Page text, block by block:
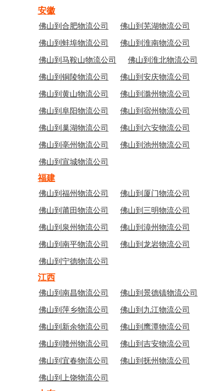
安徽
佛山到合肥物流公司 佛山到芜湖物流公司
佛山到蚌埠物流公司 佛山到淮南物流公司
佛山到马鞍山物流公司 佛山到淮北物流公司
佛山到铜陵物流公司 佛山到安庆物流公司
佛山到黄山物流公司 佛山到滁州物流公司
佛山到阜阳物流公司 佛山到宿州物流公司
佛山到巢湖物流公司 佛山到六安物流公司
佛山到亳州物流公司 佛山到池州物流公司
佛山到宣城物流公司
福建
佛山到福州物流公司 佛山到厦门物流公司
佛山到莆田物流公司 佛山到三明物流公司
佛山到泉州物流公司 佛山到漳州物流公司
佛山到南平物流公司 佛山到龙岩物流公司
佛山到宁德物流公司
江西
佛山到南昌物流公司 佛山到景德镇物流公司
佛山到萍乡物流公司 佛山到九江物流公司
佛山到新余物流公司 佛山到鹰潭物流公司
佛山到赣州物流公司 佛山到吉安物流公司
佛山到宜春物流公司 佛山到抚州物流公司
佛山到上饶物流公司